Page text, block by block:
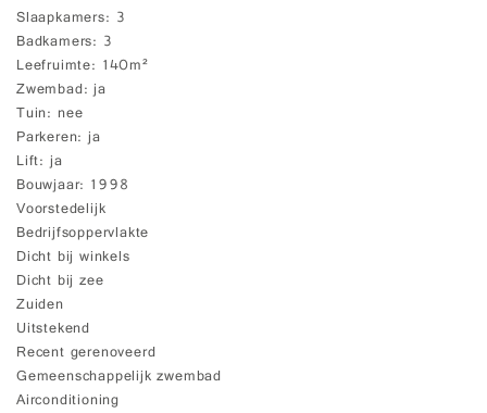
Slaapkamers 3
Badkamers 3
Leefruimte 140m²
Zwembad ja
Tuin nee
Parkeren ja
Lift ja
Bouwjaar 1998
Voorstedelijk
Bedrijfsoppervlakte
Dicht bij winkels
Dicht bij zee
Zuiden
Uitstekend
Recent gerenoveerd
Gemeenschappelijk zwembad
Airconditioning